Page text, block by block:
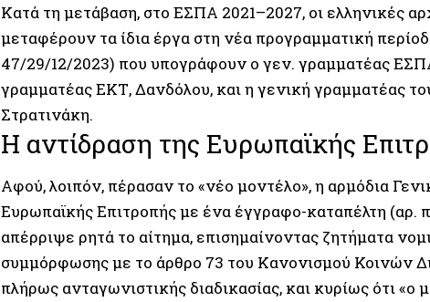
Κατά τη μετάβαση, στο ΕΣΠΑ 2021–2027, οι ελληνικές
μεταφέρουν τα ίδια έργα στη νέα προγραμματική
47/29/12/2023) που υπογράφουν ο γεν. γραμματέας
γραμματέας ΕΚΤ, Δανδόλου, και η γενική γραμματέας
Στρατινάκη.
Η αντίδραση της Ευρωπαϊκής
Αφού, λοιπόν, πέρασαν το «νέο μοντέλο», η αρμόδια
Ευρωπαϊκής Επιτροπής με ένα έγγραφο-καταπέλτη (αρ.
απέρριψε ρητά το αίτημα, επισημαίνοντας ζητήματα
συμμόρφωσης με το άρθρο 73 του Κανονισμού Κοινών
πλήρως ανταγωνιστικής διαδικασίας, και κυρίως ότι «ο